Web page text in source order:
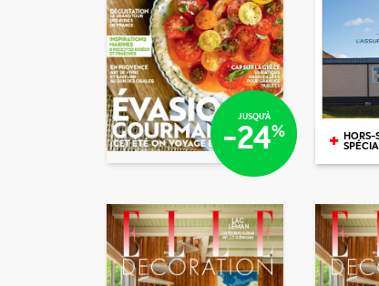
JUSQU'À
-24%
€86
/mois
€45/mois
+ HORS-